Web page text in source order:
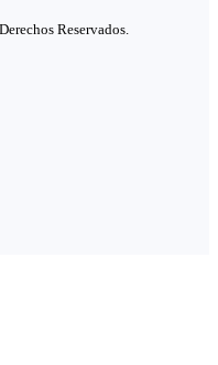
Reservados.